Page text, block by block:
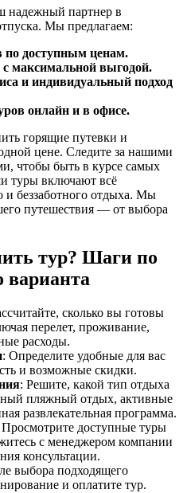
партнер в
Мы предлагаем:
доступным ценам.
максимальной выгодой.
и индивидуальный подход
онлайн и в офисе.
горящие путевки и
цене. Следите за нашими
чтобы быть в курсе самых
туры включают всё
и беззаботного отдыха. Мы
путешествия — от выбора
тур? Шаги по
варианта
сколько вы готовы
перелет, проживание,
расходы.
: Определите удобные для вас
и возможные скидки.
: Решите, какой тип отдыха
пляжный отдых, активные
развлекательная программа.
Просмотрите доступные туры
с менеджером компании
консультации.
выбора подходящего
и оплатите тур.